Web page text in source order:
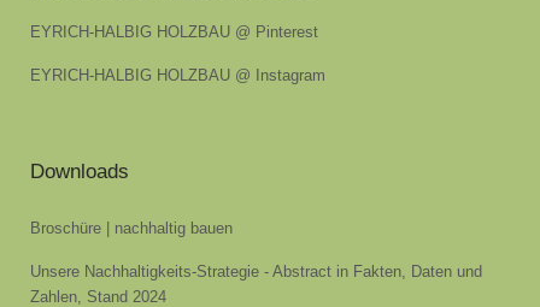
EYRICH-HALBIG HOLZBAU @ Pinterest
EYRICH-HALBIG HOLZBAU @ Instagram
Downloads
Broschüre | nachhaltig bauen
Unsere Nachhaltigkeits-Strategie - Abstract in Fakten, Daten und
Zahlen, Stand 2024